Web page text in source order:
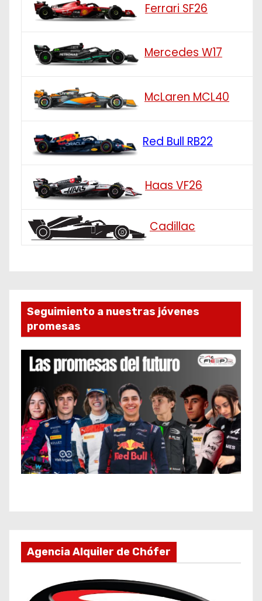
Ferrari SF26
Mercedes W17
McLaren MCL40
Red Bull RB22
Haas VF26
Cadillac
Seguimiento a nuestras jóvenes
promesas
Agencia Alquiler de Chófer